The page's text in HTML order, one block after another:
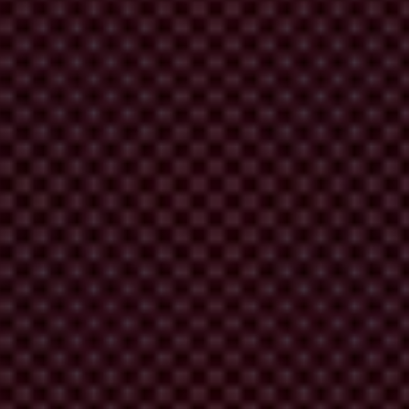
personales ni estén sesgados hacia determinados grupos de